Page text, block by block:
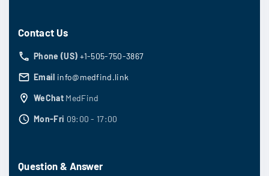
Contact Us
Phone (US) +1-505-750-3867
Email info@medfind.link
WeChat MedFind
Mon-Fri 09:00 - 17:00
Question & Answer